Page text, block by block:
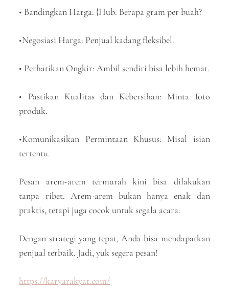
• Bandingkan Harga: {Hub: Berapa gram per buah?
•Negosiasi Harga: Penjual kadang fleksibel.
• Perhatikan Ongkir: Ambil sendiri bisa lebih hemat.
• Pastikan Kualitas dan Kebersihan: Minta foto
produk.
•Komunikasikan Permintaan Khusus: Misal isian
tertentu.
Pesan arem-arem termurah kini bisa dilakukan
tanpa ribet. Arem-arem bukan hanya enak dan
praktis, tetapi juga cocok untuk segala acara.
Dengan strategi yang tepat, Anda bisa mendapatkan
penjual terbaik. Jadi, yuk segera pesan!
https://karyarakyat.com/